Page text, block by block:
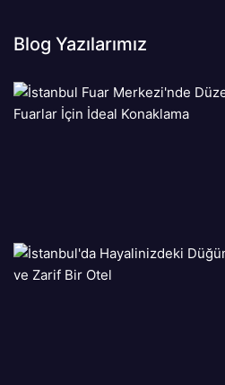
Blog Yazılarımız